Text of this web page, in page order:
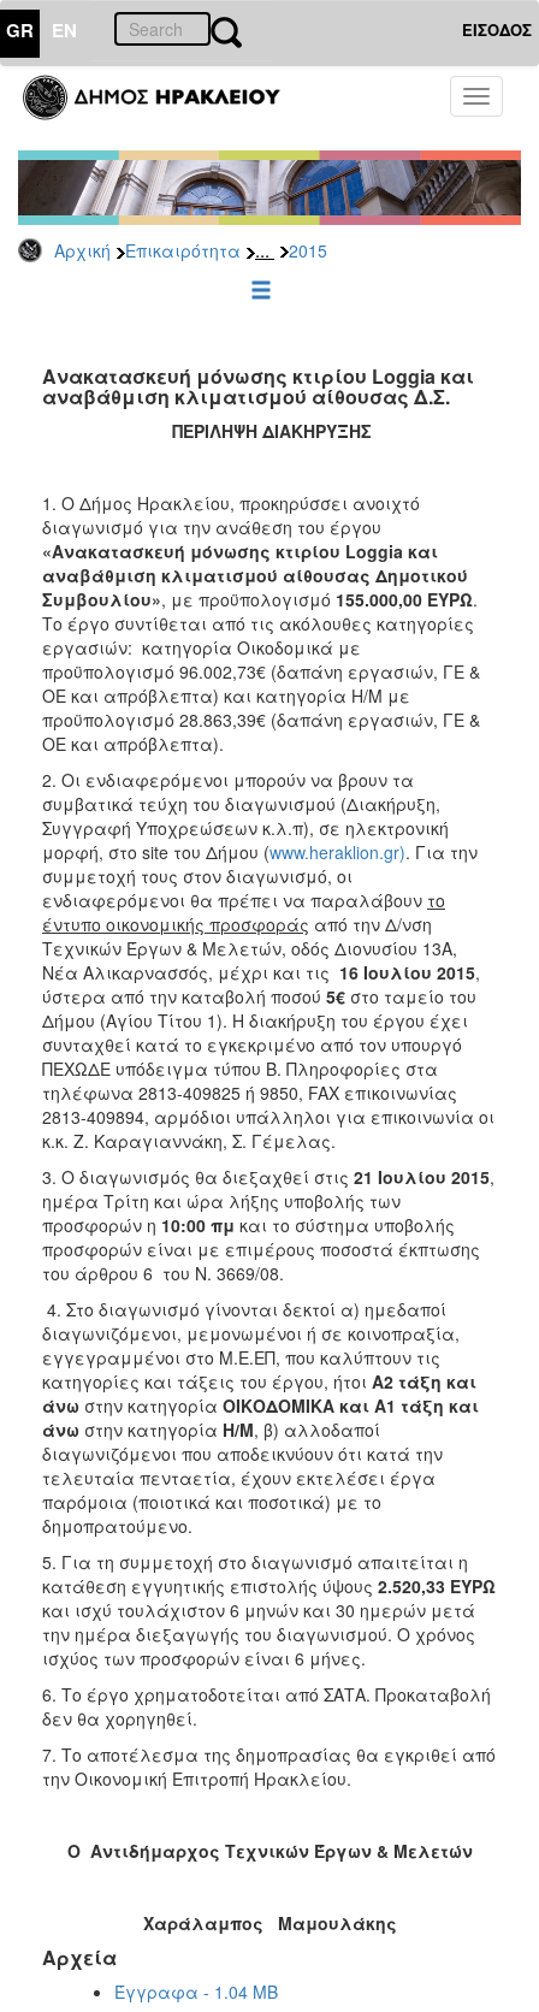
GR EN ΕΙΣΟΔΟΣ
Toggle
Αρχική Επικαιρότητα ... 2015
ΕΠΙΚΑΙΡΟΤΗΤΑ
-
Δημοπρασίες
Αρχείο
2026
2022
2019
2018
2017
2016
2015
2013
ΔΗΜΟΤΗΣ
ΕΠΙΣΚΕΠΤΗΣ
ΗΡΑΚΛΕΙΟ
Ανακατασκευή μόνωσης κτιρίου Loggia και
αναβάθμιση κλιματισμού αίθουσας Δ.Σ.
ΠΕΡΙΛΗΨΗ ΔΙΑΚΗΡΥΞΗΣ
1. Ο Δήμος Ηρακλείου, προκηρύσσει ανοιχτό
διαγωνισμό για την ανάθεση του έργου
«Ανακατασκευή μόνωσης κτιρίου Loggia και
αναβάθμιση κλιματισμού αίθουσας Δημοτικού
Συμβουλίου», με προϋπολογισμό 155.000,00 ΕΥΡΩ.
Το έργο συντίθεται από τις ακόλουθες κατηγορίες
εργασιών: κατηγορία Οικοδομικά με
προϋπολογισμό 96.002,73€ (δαπάνη εργασιών, ΓΕ &
ΟΕ και απρόβλεπτα) και κατηγορία Η/Μ με
προϋπολογισμό 28.863,39€ (δαπάνη εργασιών, ΓΕ &
ΟΕ και απρόβλεπτα).
2. Οι ενδιαφερόμενοι μπορούν να βρουν τα
συμβατικά τεύχη του διαγωνισμού (Διακήρυξη,
Συγγραφή Υποχρεώσεων κ.λ.π), σε ηλεκτρονική
μορφή, στο site του Δήμου (www.heraklion.gr). Για την
συμμετοχή τους στον διαγωνισμό, οι
ενδιαφερόμενοι θα πρέπει να παραλάβουν το
έντυπο οικονομικής προσφοράς από την Δ/νση
Τεχνικών Έργων & Μελετών, οδός Διονυσίου 13Α,
Νέα Αλικαρνασσός, μέχρι και τις 16 Ioυλίου 2015,
ύστερα από την καταβολή ποσού 5€ στο ταμείο του
Δήμου (Αγίου Τίτου 1). Η διακήρυξη του έργου έχει
συνταχθεί κατά το εγκεκριμένο από τον υπουργό
ΠΕΧΩΔΕ υπόδειγμα τύπου Β. Πληροφορίες στα
τηλέφωνα 2813-409825 ή 9850, FAX επικοινωνίας
2813-409894, αρμόδιοι υπάλληλοι για επικοινωνία οι
κ.κ. Ζ. Καραγιαννάκη, Σ. Γέμελας.
3. Ο διαγωνισμός θα διεξαχθεί στις 21 Ιουλίου 2015,
ημέρα Τρίτη και ώρα λήξης υποβολής των
προσφορών η 10:00 πμ και το σύστημα υποβολής
προσφορών είναι με επιμέρους ποσοστά έκπτωσης
του άρθρου 6 του Ν. 3669/08.
4. Στο διαγωνισμό γίνονται δεκτοί α) ημεδαποί
διαγωνιζόμενοι, μεμονωμένοι ή σε κοινοπραξία,
εγγεγραμμένοι στο Μ.Ε.ΕΠ, που καλύπτουν τις
κατηγορίες και τάξεις του έργου, ήτοι Α2 τάξη και
άνω στην κατηγορία ΟΙΚΟΔΟΜΙΚΑ και Α1 τάξη και
άνω στην κατηγορία Η/Μ, β) αλλοδαποί
διαγωνιζόμενοι που αποδεικνύουν ότι κατά την
τελευταία πενταετία, έχουν εκτελέσει έργα
παρόμοια (ποιοτικά και ποσοτικά) με το
δημοπρατούμενο.
5. Για τη συμμετοχή στο διαγωνισμό απαιτείται η
κατάθεση εγγυητικής επιστολής ύψους 2.520,33 ΕΥΡΩ
και ισχύ τουλάχιστον 6 μηνών και 30 ημερών μετά
την ημέρα διεξαγωγής του διαγωνισμού. Ο χρόνος
ισχύος των προσφορών είναι 6 μήνες.
6. Το έργο χρηματοδοτείται από ΣΑΤΑ. Προκαταβολή
δεν θα χορηγηθεί.
7. Το αποτέλεσμα της δημοπρασίας θα εγκριθεί από
την Οικονομική Επιτροπή Ηρακλείου.
Ο Αντιδήμαρχος Tεχνικών Έργων & Μελετών
Χαράλαμπος Μαμουλάκης
Αρχεία
Έγγραφα - 1.04 MB